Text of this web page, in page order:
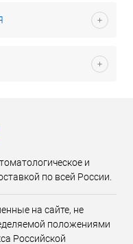
и
по всей России.
на сайте, не
положениями
Российской